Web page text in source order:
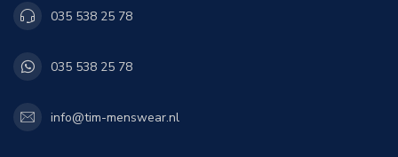
035 538 25 78
035 538 25 78
info@tim-menswear.nl